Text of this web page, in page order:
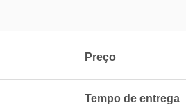
Preço
Tempo de entrega